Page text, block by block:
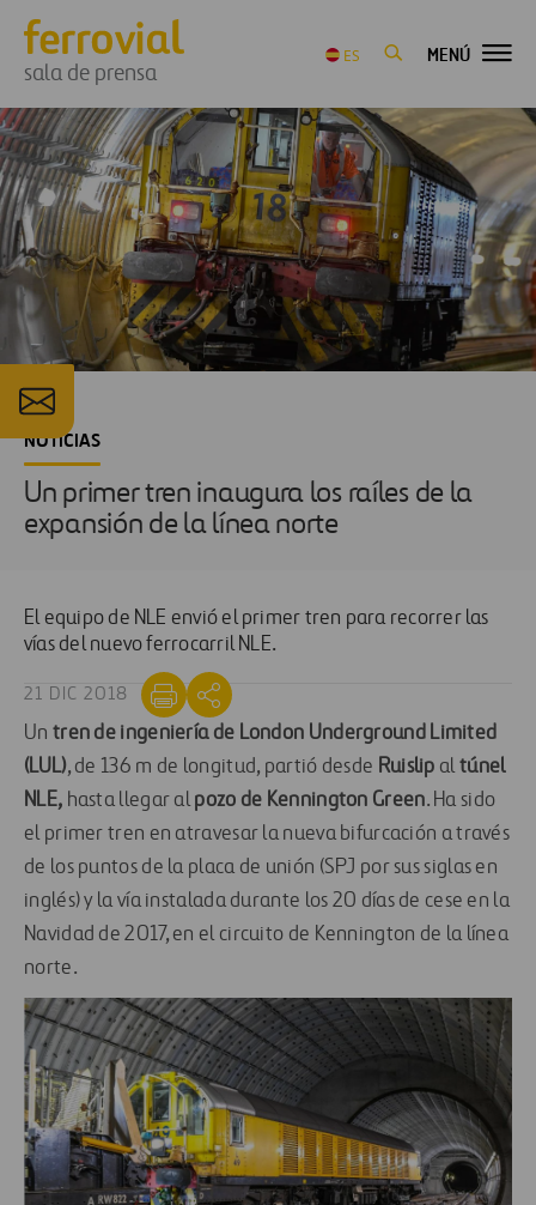
sala de prensa
ES MENÚ
NOTICIAS
Un primer tren inaugura los raíles de la
expansión de la línea norte
El equipo de NLE envió el primer tren para recorrer las
vías del nuevo ferrocarril NLE.
21 DIC 2018
Un tren de ingeniería de London Underground Limited
(LUL), de 136 m de longitud, partió desde Ruislip altúnel
NLE, hasta llegar alpozo de Kennington Green. Ha sido
el primer tren en atravesar la nueva bifurcación a través
de los puntos de la placa de unión (SPJ por sus siglas en
inglés) y la vía instalada durante los 20 días de cese en la
Navidad de 2017, en el circuito de Kennington de la línea
norte.